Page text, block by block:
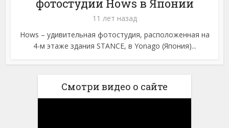
фотостудии Hows в Японии
11 лет назад
Hows – удивительная фотостудия, расположенная на
4-м этаже здания STANCE, в Yonago (Япония)...
Смотри видео о сайте